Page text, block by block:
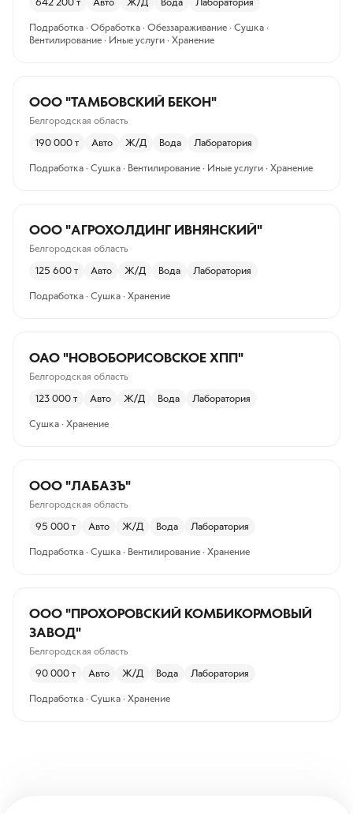
Подработка · Обработка · Обеззараживание · Сушка ·
Вентилирование · Иные услуги · Хранение
ООО "ТАМБОВСКИЙ БЕКОН"
Белгородская область
190 000 т Авто Ж/Д Вода Лаборатория
Подработка · Сушка · Вентилирование · Иные услуги · Хранение
ООО "АГРОХОЛДИНГ ИВНЯНСКИЙ"
Белгородская область
125 600 т Авто Ж/Д Вода Лаборатория
Подработка · Сушка · Хранение
ОАО "НОВОБОРИСОВСКОЕ ХПП"
Белгородская область
123 000 т Авто Ж/Д Вода Лаборатория
Сушка · Хранение
ООО "ЛАБАЗЪ"
Белгородская область
95 000 т Авто Ж/Д Вода Лаборатория
Подработка · Сушка · Вентилирование · Хранение
ООО "ПРОХОРОВСКИЙ КОМБИКОРМОВЫЙ
ЗАВОД"
Белгородская область
90 000 т Авто Ж/Д Вода Лаборатория
Подработка · Сушка · Хранение